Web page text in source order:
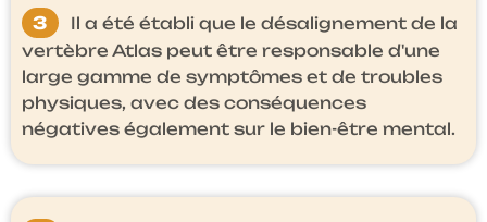
3
Il a été établi que le désalignement de la
vertèbre Atlas peut être responsable d'une
large gamme de symptômes et de troubles
physiques, avec des conséquences
négatives également sur le bien-être mental.